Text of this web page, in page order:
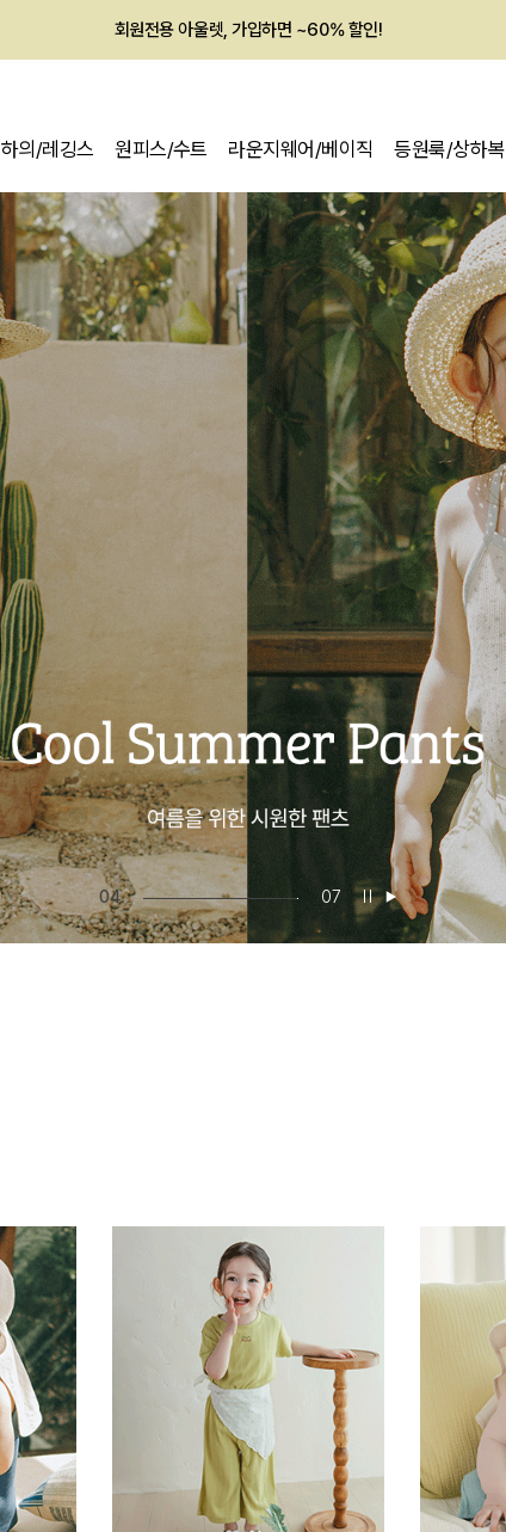
회원전용 아울렛, 가입하면 ~60% 할인!
하의/레깅스 원피스/수트 라운지웨어/베이직 등원룩/상하복
05 07